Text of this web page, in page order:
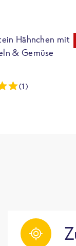
Hähnchen mit
& Gemüse
(1)